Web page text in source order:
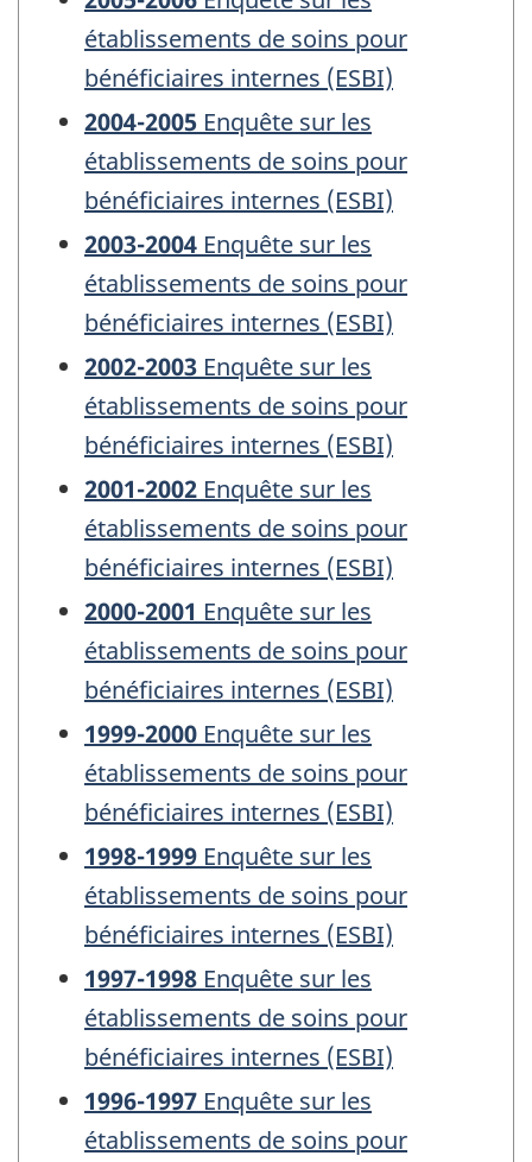
établissements de soins pour
bénéficiaires internes (ESBI)
2004-2005 Enquête sur les
établissements de soins pour
bénéficiaires internes (ESBI)
2003-2004 Enquête sur les
établissements de soins pour
bénéficiaires internes (ESBI)
2002-2003 Enquête sur les
établissements de soins pour
bénéficiaires internes (ESBI)
2001-2002 Enquête sur les
établissements de soins pour
bénéficiaires internes (ESBI)
2000-2001 Enquête sur les
établissements de soins pour
bénéficiaires internes (ESBI)
1999-2000 Enquête sur les
établissements de soins pour
bénéficiaires internes (ESBI)
1998-1999 Enquête sur les
établissements de soins pour
bénéficiaires internes (ESBI)
1997-1998 Enquête sur les
établissements de soins pour
bénéficiaires internes (ESBI)
1996-1997 Enquête sur les
établissements de soins pour